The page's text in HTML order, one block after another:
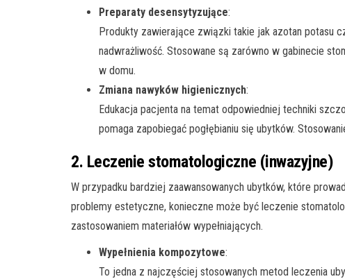
Preparaty desensytyzujące:
Produkty zawierające związki takie jak azotan potasu
nadwrażliwość. Stosowane są zarówno w gabinecie
w domu.
Zmiana nawyków higienicznych:
Edukacja pacjenta na temat odpowiedniej techniki
pomaga zapobiegać pogłębianiu się ubytków.
2. Leczenie stomatologiczne (inwazyjne)
W przypadku bardziej zaawansowanych ubytków, które
problemy estetyczne, konieczne może być leczenie
zastosowaniem materiałów wypełniających.
Wypełnienia kompozytowe:
To jedna z najczęściej stosowanych metod leczenia